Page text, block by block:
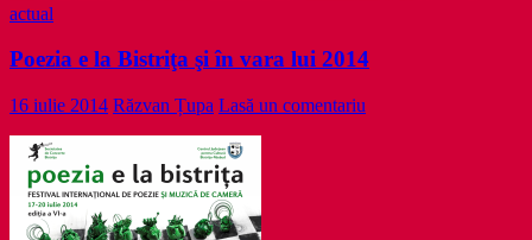
actual
Poezia e la Bistriţa şi în vara lui 2014
16 iulie 2014 Răzvan Țupa Lasă un comentariu